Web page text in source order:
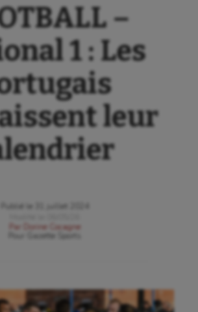
–
1 : Les
leur
Publié le
31 juillet 2024
Par
Dorine Cocagne
Gazette Sports